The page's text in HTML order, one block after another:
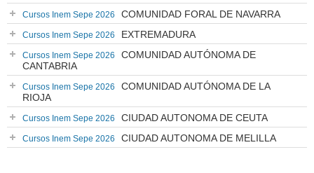
Cursos Inem Sepe 2026 COMUNIDAD FORAL DE NAVARRA
Cursos Inem Sepe 2026 EXTREMADURA
Cursos Inem Sepe 2026
COMUNIDAD AUTÓNOMA DE
CANTABRIA
Cursos Inem Sepe 2026
COMUNIDAD AUTÓNOMA DE LA
RIOJA
Cursos Inem Sepe 2026 CIUDAD AUTONOMA DE CEUTA
Cursos Inem Sepe 2026 CIUDAD AUTONOMA DE MELILLA